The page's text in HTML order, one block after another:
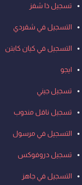
Menuتسجيل ذا شفز
التسجيل في شقردي
التسجيل في كيان كابتن
ايجو
تسجيل جيني
تسجيل ناقل مندوب
التسجيل في مرسول
تسجيل دروفوكس
التسجيل في جاهز